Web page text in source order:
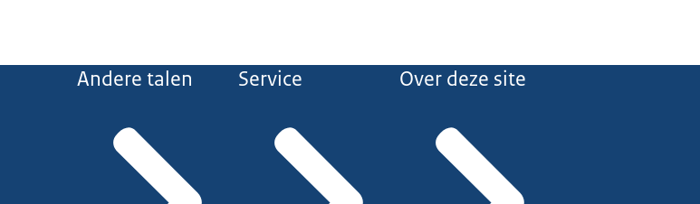
Andere talen Service Over deze site